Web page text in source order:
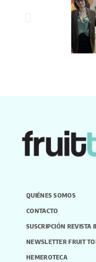
QUIÉNES SOMOS
CONTACTO
SUSCRIPCIÓN REVISTA
NEWSLETTER FRUIT
HEMEROTECA